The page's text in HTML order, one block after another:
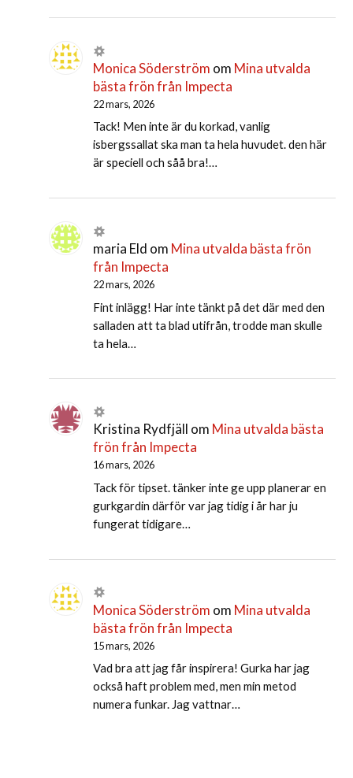
Monica Söderström om Mina utvalda
bästa frön från Impecta
22 mars, 2026
Tack! Men inte är du korkad, vanlig
isbergssallat ska man ta hela huvudet. den här
är speciell och såå bra!…
maria Eld om Mina utvalda bästa frön
från Impecta
22 mars, 2026
Fint inlägg! Har inte tänkt på det där med den
salladen att ta blad utifrån, trodde man skulle
ta hela…
Kristina Rydfjäll om Mina utvalda bästa
frön från Impecta
16 mars, 2026
Tack för tipset. tänker inte ge upp planerar en
gurkgardin därför var jag tidig i år har ju
fungerat tidigare…
Monica Söderström om Mina utvalda
bästa frön från Impecta
15 mars, 2026
Vad bra att jag får inspirera! Gurka har jag
också haft problem med, men min metod
numera funkar. Jag vattnar…